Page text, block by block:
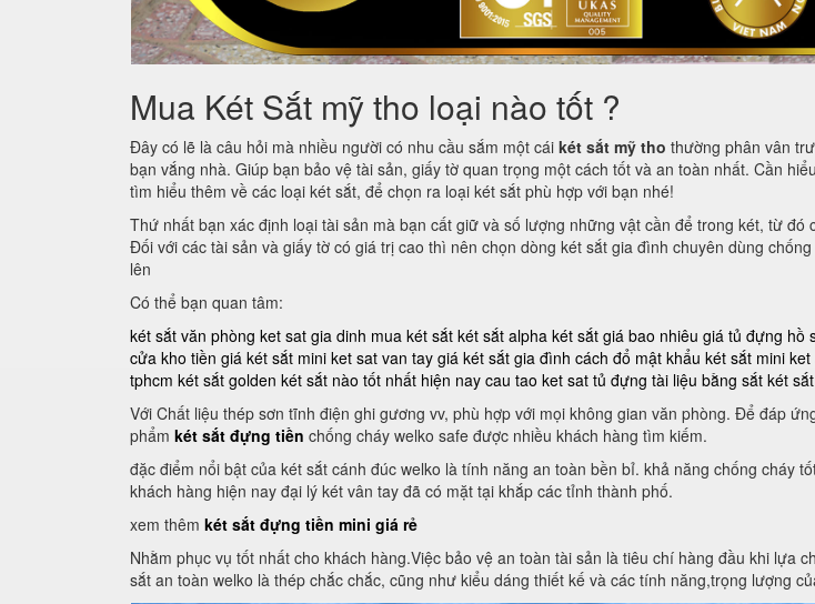
Mua Két Sắt mỹ tho loại nào tốt ?
Đây có lẽ là câu hỏi mà nhiều người có nhu cầu sắm một cái két sắt mỹ tho thường phân vân
bạn vắng nhà. Giúp bạn bảo vệ tài sản, giấy tờ quan trọng một cách tốt và an toàn nhất. Cần
tìm hiểu thêm về các loại két sắt, để chọn ra loại két sắt phù hợp với bạn nhé!
Thứ nhất bạn xác định loại tài sản mà bạn cất giữ và số lượng những vật cần để trong két, từ
Đối với các tài sản và giấy tờ có giá trị cao thì nên chọn dòng két sắt gia đình chuyên dùng
lên
Có thể bạn quan tâm:
két sắt văn phòng ket sat gia dinh mua két sắt két sắt alpha két sắt giá bao nhiêu giá tủ đựng hồ
cửa kho tiền giá két sắt mini ket sat van tay giá két sắt gia đình cách đổ mật khẩu két sắt mini ket
tphcm két sắt golden két sắt nào tốt nhất hiện nay cau tao ket sat tủ đựng tài liệu bằng sắt két
Với Chất liệu thép sơn tĩnh điện ghi gương vv, phù hợp với mọi không gian văn phòng. Để đáp
phẩm két sắt đựng tiền chống cháy welko safe được nhiều khách hàng tìm kiếm.
đặc điểm nổi bật của két sắt cánh đúc welko là tính năng an toàn bền bỉ. khả năng chống cháy
khách hàng hiện nay đại lý két vân tay đã có mặt tại khắp các tỉnh thành phố.
xem thêm két sắt đựng tiền mini giá rẻ
Nhằm phục vụ tốt nhất cho khách hàng.Việc bảo vệ an toàn tài sản là tiêu chí hàng đầu khi lựa
sắt an toàn welko là thép chắc chắc, cũng như kiểu dáng thiết kế và các tính năng,trọng lượng